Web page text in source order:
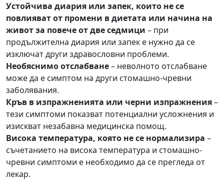
Устойчива диария или запек, които не се
повлияват от промени в диетата или начина на
живот за повече от две седмици – при
продължителна диария или запек е нужно да се
изключат други здравословни проблеми.
Необяснимо отслабване– неволното отслабване
може да е симптом на други стомашно-чревни
заболявания.
Кръв в изпражненията или черни изпражнения–
тези симптоми показват потенциални усложнения и
изискват незабавна медицинска помощ.
Висока температура, която не се нормализира –
съчетанието на висока температура и стомашно-
чревни симптоми е необходимо да се прегледа от
лекар.